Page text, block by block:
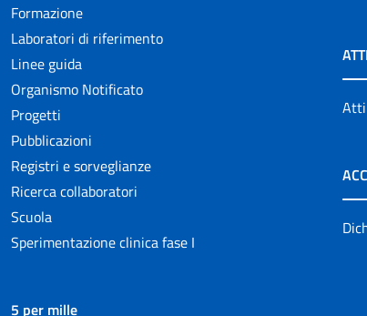
Formazione
Laboratori di riferimento
Linee guida
Organismo Notificato
Progetti
Pubblicazioni
Registri e sorveglianze
Ricerca collaboratori
Scuola
Sperimentazione clinica fase I
5 per mille
Atti